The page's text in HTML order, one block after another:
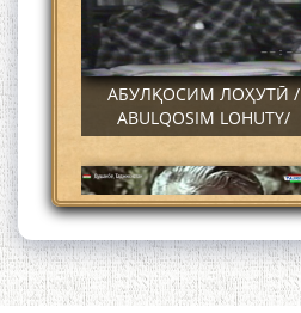
АБУЛҚОСИМ ЛОҲУТӢ /
ABULQOSIM LOHUTY/